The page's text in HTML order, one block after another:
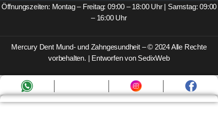
Öffnungszeiten: Montag – Freitag: 09:00 – 18:00 Uhr | Samstag: 09:00
– 16:00 Uhr
Mercury Dent Mund- und Zahngesundheit – © 2024 Alle Rechte
vorbehalten. | Entworfen von SedixWeb